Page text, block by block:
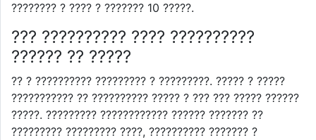
???????? ? ???? ? ??????? 10 ?????.
??? ?????????? ???? ??????????
?????? ?? ?????
?? ? ?????????? ????????? ? ?????????. ????? ? ?????
??????????? ?? ?????????? ????? ? ??? ??? ????? ??????
?????. ????????? ???????????? ?????? ??????? ??
????????? ????????? ????, ?????????? ??????? ?